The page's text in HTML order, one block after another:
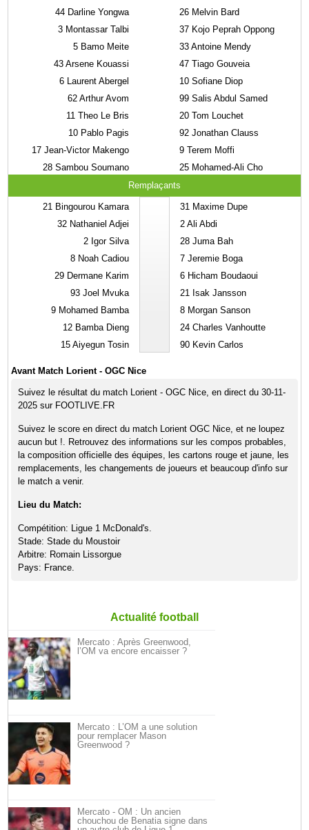
44 Darline Yongwa
3 Montassar Talbi
5 Bamo Meite
43 Arsene Kouassi
6 Laurent Abergel
62 Arthur Avom
11 Theo Le Bris
10 Pablo Pagis
17 Jean-Victor Makengo
28 Sambou Soumano
26 Melvin Bard
37 Kojo Peprah Oppong
33 Antoine Mendy
47 Tiago Gouveia
10 Sofiane Diop
99 Salis Abdul Samed
20 Tom Louchet
92 Jonathan Clauss
9 Terem Moffi
25 Mohamed-Ali Cho
Remplaçants
21 Bingourou Kamara
32 Nathaniel Adjei
2 Igor Silva
8 Noah Cadiou
29 Dermane Karim
93 Joel Mvuka
9 Mohamed Bamba
12 Bamba Dieng
15 Aiyegun Tosin
31 Maxime Dupe
2 Ali Abdi
28 Juma Bah
7 Jeremie Boga
6 Hicham Boudaoui
21 Isak Jansson
8 Morgan Sanson
24 Charles Vanhoutte
90 Kevin Carlos
Avant Match Lorient - OGC Nice
Suivez le résultat du match Lorient - OGC Nice, en direct du 30-11-
2025 sur FOOTLIVE.FR
Suivez le score en direct du match Lorient OGC Nice, et ne loupez
aucun but !. Retrouvez des informations sur les compos probables,
la composition officielle des équipes, les cartons rouge et jaune, les
remplacements, les changements de joueurs et beaucoup d'info sur
le match a venir.
Lieu du Match:
Compétition: Ligue 1 McDonald's.
Stade: Stade du Moustoir
Arbitre: Romain Lissorgue
Pays: France.
Actualité football
Mercato : Après Greenwood,
l’OM va encore encaisser ?
Mercato : L’OM a une solution
pour remplacer Mason
Greenwood ?
Mercato - OM : Un ancien
chouchou de Benatia signe dans